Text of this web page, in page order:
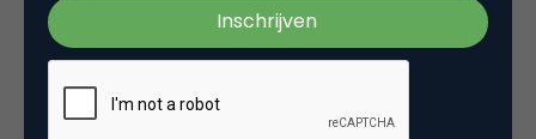
ontwikkelingen valt te verwachten dat Oxxio haar
platform naast Apple Homekit verder gaat
ontwikkelen en nieuwe connecties legt tussen
andere platformen en apparaten, zoals Nest en IF.”